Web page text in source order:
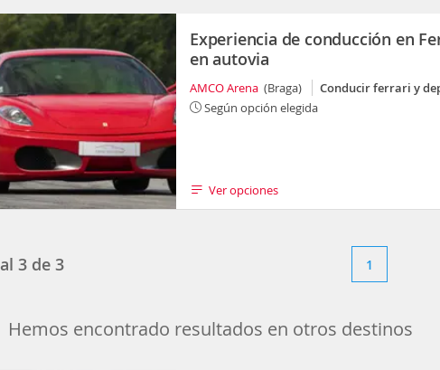
Experiencia de conducción en
en autovia
AMCO Arena (Braga)
Conducir ferrari y
Según opción elegida
Ver opciones
al 3 de 3 1
Hemos encontrado resultados en otros destinos